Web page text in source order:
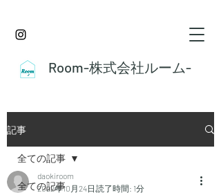
Room-株式会社ルーム-
記事
全ての記事
全ての記事
daokiroom
2022年10月24日 読了時間: 1分